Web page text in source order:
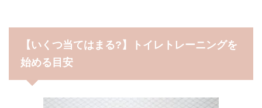
【いくつ当てはまる?】トイレトレーニングを
始める目安